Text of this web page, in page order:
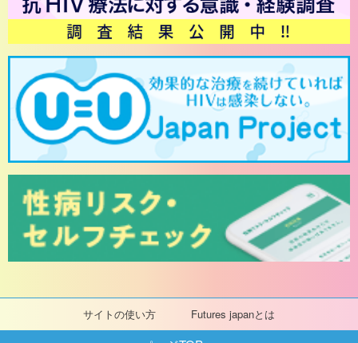
サイトの使い方 Futures japanとは